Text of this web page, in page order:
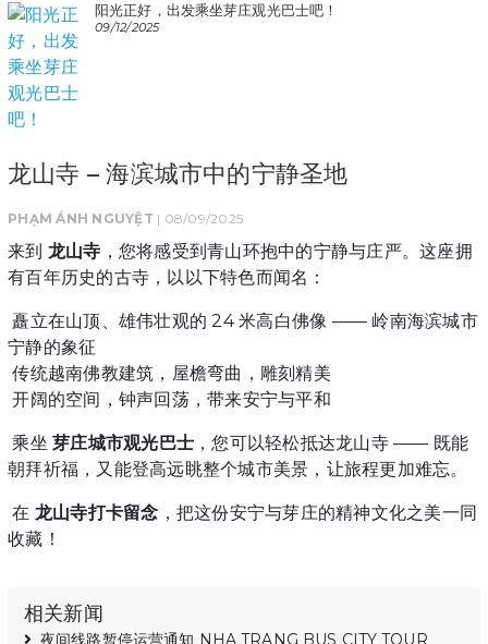
阳光正好，出发乘坐芽庄观光巴士吧！
09/12/2025
龙山寺 – 海滨城市中的宁静圣地
PHẠM ÁNH NGUYỆT | 08/09/2025
来到 龙山寺 ，您将感受到青山环抱中的宁静与庄严。这座拥
有百年历史的古寺，以以下特色而闻名：
矗立在山顶、雄伟壮观的 24 米高白佛像 —— 岭南海滨城市
宁静的象征
传统越南佛教建筑，屋檐弯曲，雕刻精美
开阔的空间，钟声回荡，带来安宁与平和
乘坐 芽庄城市观光巴士 ，您可以轻松抵达龙山寺 —— 既能
朝拜祈福，又能登高远眺整个城市美景，让旅程更加难忘。
在 龙山寺打卡留念 ，把这份安宁与芽庄的精神文化之美一同
收藏！
相关新闻
夜间线路暂停运营通知 NHA TRANG BUS CITY TOUR